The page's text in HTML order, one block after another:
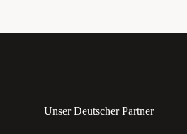
Unser Deutscher Partner